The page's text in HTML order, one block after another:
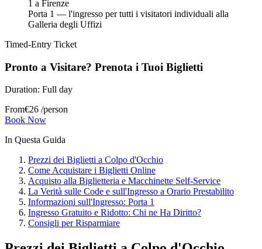
Porta 1 — l'ingresso per tutti i visitatori individuali alla
Galleria degli Uffizi
Timed-Entry Ticket
Pronto a Visitare? Prenota i Tuoi Biglietti
Duration: Full day
From€26 /person
Book Now
In Questa Guida
Prezzi dei Biglietti a Colpo d'Occhio
Come Acquistare i Biglietti Online
Acquisto alla Biglietteria e Macchinette Self-Service
La Verità sulle Code e sull'Ingresso a Orario Prestabilito
Informazioni sull'Ingresso: Porta 1
Ingresso Gratuito e Ridotto: Chi ne Ha Diritto?
Consigli per Risparmiare